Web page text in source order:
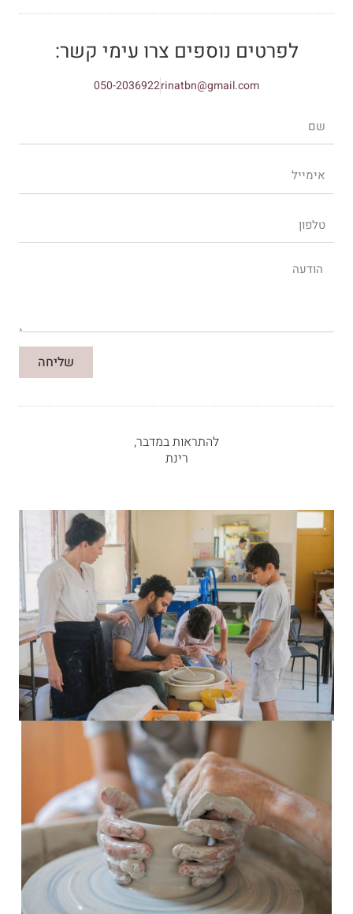
לפרטים נוספים צרו עימי קשר:
rinatbn@gmail.com
050-2036922
הודעה
שליחה
להתראות במדבר,
רינת